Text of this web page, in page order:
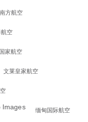
方航空
空
家航空
文莱皇家航空
缅甸国际航空